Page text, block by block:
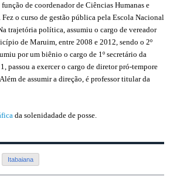
de coordenador de Ciências Humanas e
Fez o curso de gestão pública pela Escola Nacional
trajetória política, assumiu o cargo de vereador
de Maruim, entre 2008 e 2012, sendo o 2º
por um biênio o cargo de 1º secretário da
passou a exercer o cargo de diretor pró-tempore
de assumir a direção, é professor titular da
da solenidadade de posse.
Itabaiana